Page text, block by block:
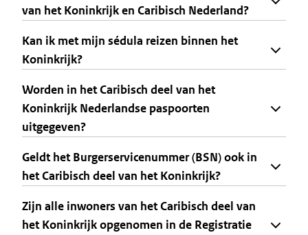
van het Koninkrijk en Caribisch Nederland?
Kan ik met mijn sédula reizen binnen het
Koninkrijk?
Worden in het Caribisch deel van het
Koninkrijk Nederlandse paspoorten
uitgegeven?
Geldt het Burgerservicenummer (BSN) ook in
het Caribisch deel van het Koninkrijk?
Zijn alle inwoners van het Caribisch deel van
het Koninkrijk opgenomen in de Registratie